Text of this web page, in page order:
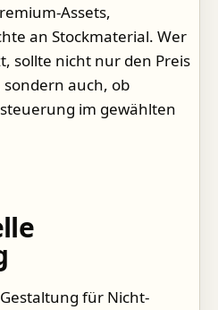
Assets,
an Stockmaterial. Wer
sollte nicht nur den Preis
auch, ob
im gewählten
für Nicht-